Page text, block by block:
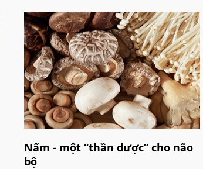
Nấm - một “thần dược” cho não
bộ